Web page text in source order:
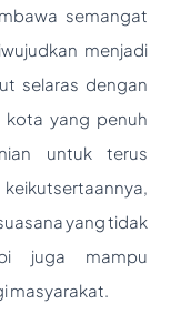
semangat
menjadi
selaras dengan
kota yang penuh
untuk terus
yang tidak
juga mampu
masyarakat.